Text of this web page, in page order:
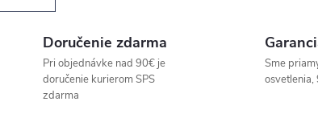
Doručenie zdarma
Pri objednávke nad 90€ je
doručenie kurierom SPS
zdarma
Sme